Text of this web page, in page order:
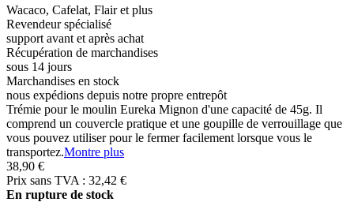
Wacaco, Cafelat, Flair et plus
Revendeur spécialisé
support avant et après achat
Récupération de marchandises
sous 14 jours
Marchandises en stock
nous expédions depuis notre propre entrepôt
Trémie pour le moulin Eureka Mignon d'une capacité de 45g. Il
comprend un couvercle pratique et une goupille de verrouillage que
vous pouvez utiliser pour le fermer facilement lorsque vous le
transportez.Montre plus
38,90 €
Prix sans TVA : 32,42 €
En rupture de stock